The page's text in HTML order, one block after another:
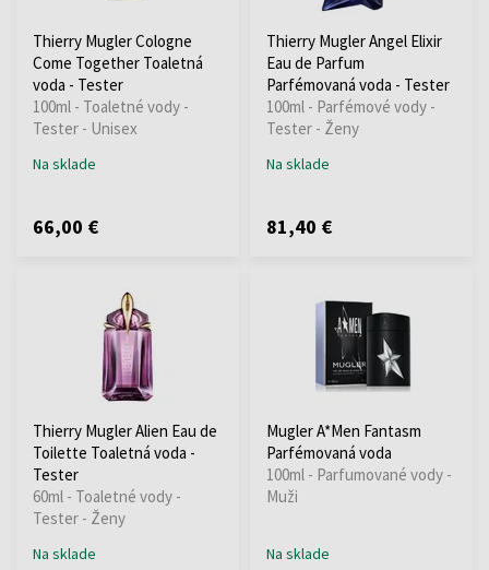
Thierry Mugler Cologne
Come Together Toaletná
voda - Tester
100ml - Toaletné vody -
Tester - Unisex
Na sklade
66,00 €
Thierry Mugler Angel Elixir
Eau de Parfum
Parfémovaná voda - Tester
100ml - Parfémové vody -
Tester - Ženy
Na sklade
81,40 €
Thierry Mugler Alien Eau de
Toilette Toaletná voda -
Tester
60ml - Toaletné vody -
Tester - Ženy
Na sklade
Mugler A*Men Fantasm
Parfémovaná voda
100ml - Parfumované vody -
Muži
Na sklade